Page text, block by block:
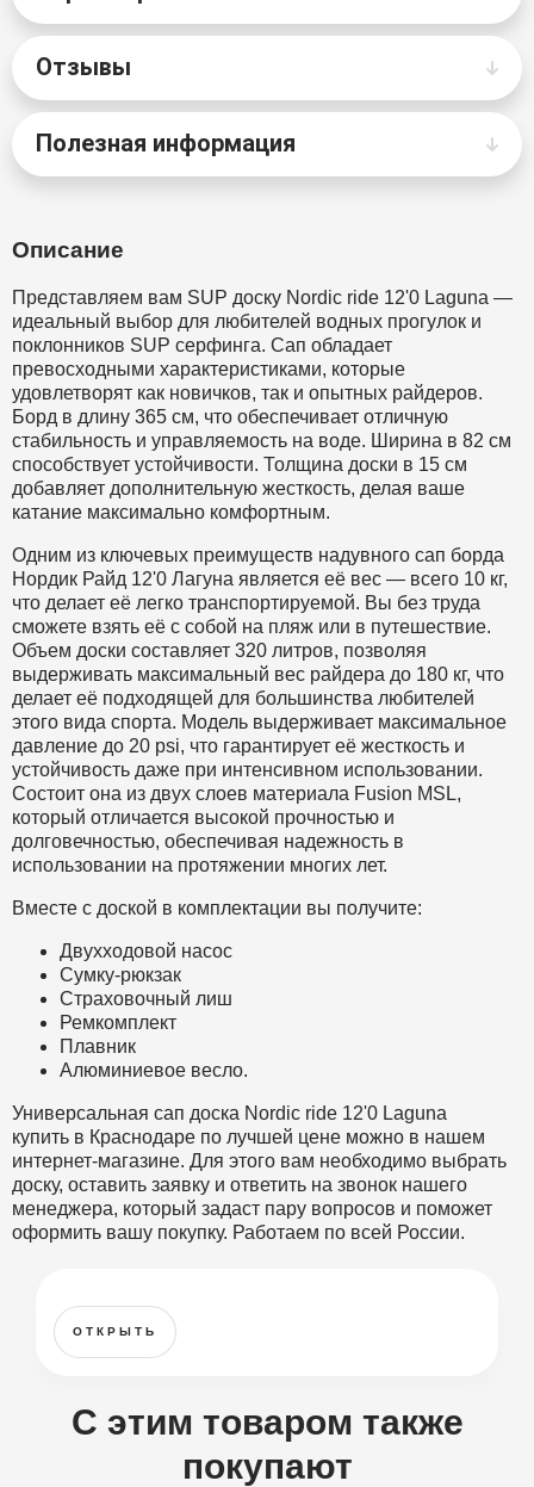
Отзывы
Полезная информация
Описание
Представляем вам SUP доску Nordic ride 12'0 Laguna —
идеальный выбор для любителей водных прогулок и
поклонников SUP серфинга. Сап обладает
превосходными характеристиками, которые
удовлетворят как новичков, так и опытных райдеров.
Борд в длину 365 см, что обеспечивает отличную
стабильность и управляемость на воде. Ширина в 82 см
способствует устойчивости. Толщина доски в 15 см
добавляет дополнительную жесткость, делая ваше
катание максимально комфортным.
Одним из ключевых преимуществ надувного сап борда
Нордик Райд 12'0 Лагуна является её вес — всего 10 кг,
что делает её легко транспортируемой. Вы без труда
сможете взять её с собой на пляж или в путешествие.
Объем доски составляет 320 литров, позволяя
выдерживать максимальный вес райдера до 180 кг, что
делает её подходящей для большинства любителей
этого вида спорта. Модель выдерживает максимальное
давление до 20 psi, что гарантирует её жесткость и
устойчивость даже при интенсивном использовании.
Состоит она из двух слоев материала Fusion MSL,
который отличается высокой прочностью и
долговечностью, обеспечивая надежность в
использовании на протяжении многих лет.
Вместе с доской в комплектации вы получите:
Двухходовой насос
Сумку-рюкзак
Страховочный лиш
Ремкомплект
Плавник
Алюминиевое весло.
Универсальная сап доска Nordic ride 12'0 Laguna
купить в Краснодаре по лучшей цене можно в нашем
интернет-магазине. Для этого вам необходимо выбрать
доску, оставить заявку и ответить на звонок нашего
менеджера, который задаст пару вопросов и поможет
оформить вашу покупку. Работаем по всей России.
ОТКРЫТЬ
С этим товаром также
покупают